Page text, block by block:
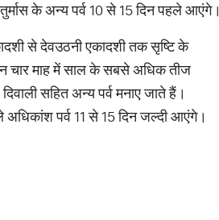
के अन्य पर्व 10 से 15 दिन पहले आएंगे।
से देवउठनी एकादशी तक सृष्टि के
चार माह में साल के सबसे अधिक तीज
सहित अन्य पर्व मनाए जाते हैं।
अधिकांश पर्व 11 से 15 दिन जल्दी आएंगे।